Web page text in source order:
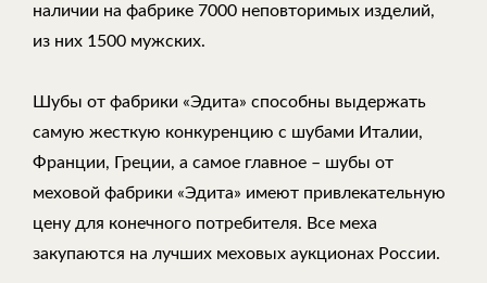
наличии на фабрике 7000 неповторимых изделий,
из них 1500 мужских.
Шубы от фабрики «Эдита» способны выдержать
самую жесткую конкуренцию с шубами Италии,
Франции, Греции, а самое главное – шубы от
меховой фабрики «Эдита» имеют привлекательную
цену для конечного потребителя. Все меха
закупаются на лучших меховых аукционах России.